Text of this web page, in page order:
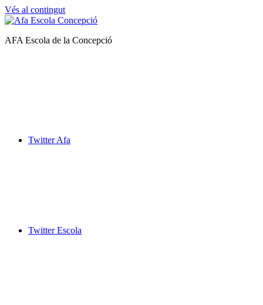
Vés al contingut
Afa
AFA Escola de la Concepció
Twitter Afa
Twitter Escola